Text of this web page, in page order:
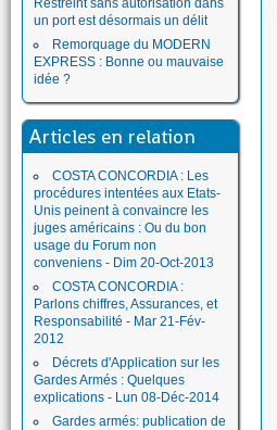
Restreint sans autorisation dans
un port est désormais un délit
Remorquage du MODERN
EXPRESS : Bonne ou mauvaise
idée ?
Articles en relation
COSTA CONCORDIA : Les
procédures intentées aux Etats-
Unis peinent à convaincre les
juges américains : Ou du bon
usage du Forum non
conveniens - Dim 20-Oct-2013
COSTA CONCORDIA :
Parlons chiffres, Assurances, et
Responsabilité - Mar 21-Fév-
2012
Décrets d'Application sur les
Gardes Armés : Quelques
explications - Lun 08-Déc-2014
Gardes armés: publication de